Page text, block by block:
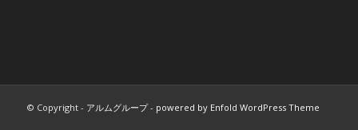
© Copyright - アルムグループ- powered by Enfold WordPress Theme